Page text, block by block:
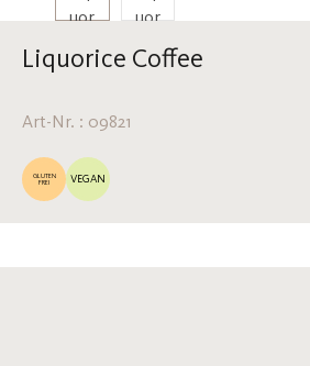
Liquorice Coffee
Art-Nr. : 09821
GLUTEN
FREI
VEGAN